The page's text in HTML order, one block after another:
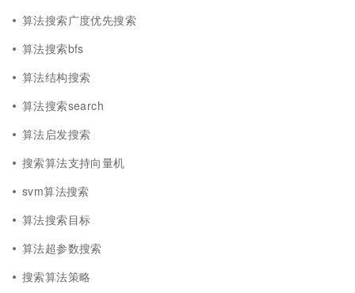
算法搜索广度优先搜索
算法搜索bfs
算法结构搜索
算法搜索search
算法启发搜索
搜索算法支持向量机
svm算法搜索
算法搜索目标
算法超参数搜索
搜索算法策略